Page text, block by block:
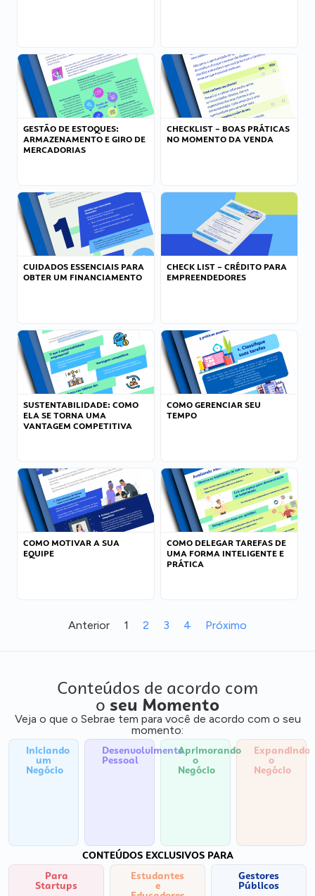
GESTÃO DE ESTOQUES:
ARMAZENAMENTO E GIRO DE
MERCADORIAS
CHECKLIST – BOAS PRÁTICAS
NO MOMENTO DA VENDA
CUIDADOS ESSENCIAIS PARA
OBTER UM FINANCIAMENTO
CHECK LIST – CRÉDITO PARA
EMPREENDEDORES
SUSTENTABILIDADE: COMO
ELA SE TORNA UMA
VANTAGEM COMPETITIVA
COMO GERENCIAR SEU
TEMPO
COMO MOTIVAR A SUA
EQUIPE
COMO DELEGAR TAREFAS DE
UMA FORMA INTELIGENTE E
PRÁTICA
Anterior 1 2 3 4 Próximo
Conteúdos de acordo com
o seu Momento
Veja o que o Sebrae tem para você de acordo com o seu
momento:
Iniciando
um
Negócio
Desenvolvimento
Pessoal
Aprimorando
o
Negócio
Expandindo
o
Negócio
CONTEÚDOS EXCLUSIVOS PARA
Para
Startups
Estudantes
e
Gestores
Públicos